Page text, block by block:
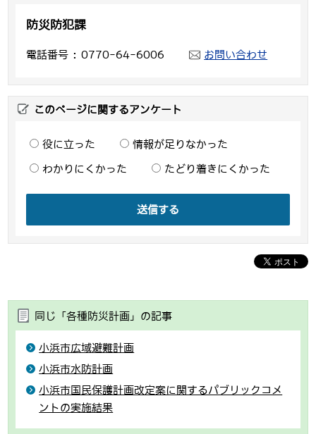
防災防犯課
電話番号 0770-64-6006 お問い合わせ
このページに関するアンケート
役に立った 情報が足りなかった
わかりにくかった たどり着きにくかった
送信する
同じ「各種防災計画」の記事
小浜市広域避難計画
小浜市水防計画
小浜市国民保護計画改定案に関するパブリックコメ
ントの実施結果